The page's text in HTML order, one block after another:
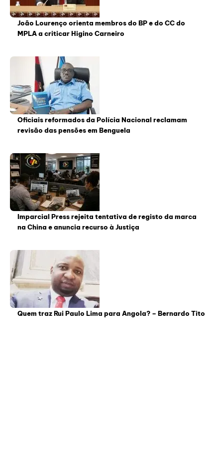
João Lourenço orienta membros do BP e do CC do
MPLA a criticar Higino Carneiro
Oficiais reformados da Polícia Nacional reclamam
revisão das pensões em Benguela
Imparcial Press rejeita tentativa de registo da marca
na China e anuncia recurso à Justiça
Quem traz Rui Paulo Lima para Angola? – Bernardo Tito